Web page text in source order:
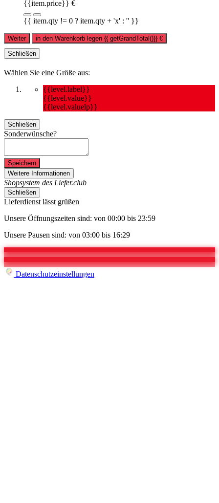
{{item.price}} €
{{ item.qty != 0 ? item.qty + 'x' : '' }}
Weiter in den Warenkorb legen {{ getGrandTotal()}} €
Schließen
Wählen Sie eine Größe aus:
{{level.label}}
{{level.value}}
{{level.valuelp}}
Schließen
Sonderwünsche?
Speichern
Weitere Informationen
Shopsystem des Liefer.club
Schließen
Lieferdienst lässt grüßen
Unsere Öffnungszeiten sind: von 00:00 bis 23:59
Unsere Pausen sind: von 03:00 bis 16:29
Datenschutzeinstellungen